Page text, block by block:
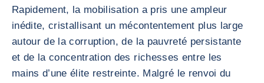
Rapidement, la mobilisation a pris une ampleur
inédite, cristallisant un mécontentement plus large
autour de la corruption, de la pauvreté persistante
et de la concentration des richesses entre les
mains d’une élite restreinte. Malgré le renvoi du